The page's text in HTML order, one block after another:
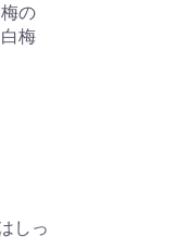
の
梅
しっ